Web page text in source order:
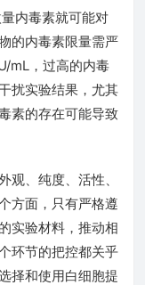
内毒素就可能对
的内毒素限量需严
mL，过高的内毒
扰实验结果，尤其
素的存在可能导致
观、纯度、活性、
方面，只有严格遵
实验材料，推动相
环节的把控都关乎
择和使用白细胞提